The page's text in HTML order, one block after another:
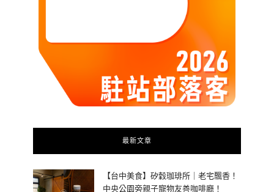
最新文章
【台中美食】矽穀珈琲所｜老宅飄香！
中央公園旁親子寵物友善咖啡廳！